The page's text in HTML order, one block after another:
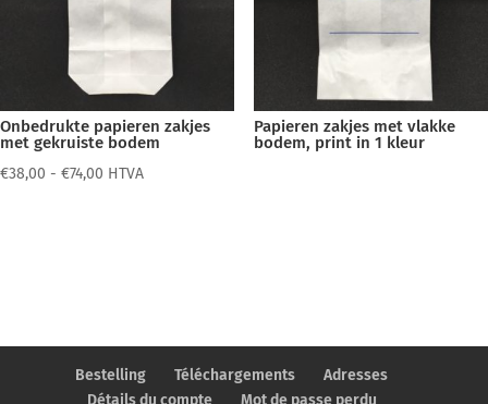
Onbedrukte papieren zakjes
met gekruiste bodem
€38,00 - €74,00 Prijsklasse:
HTVA
Papieren zakjes met vlakke
bodem, print in 1 kleur
Bestelling Téléchargements
Adresses